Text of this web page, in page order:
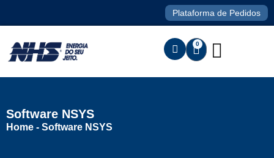
Plataforma de Pedidos
0
Software NSYS
Home - Software NSYS